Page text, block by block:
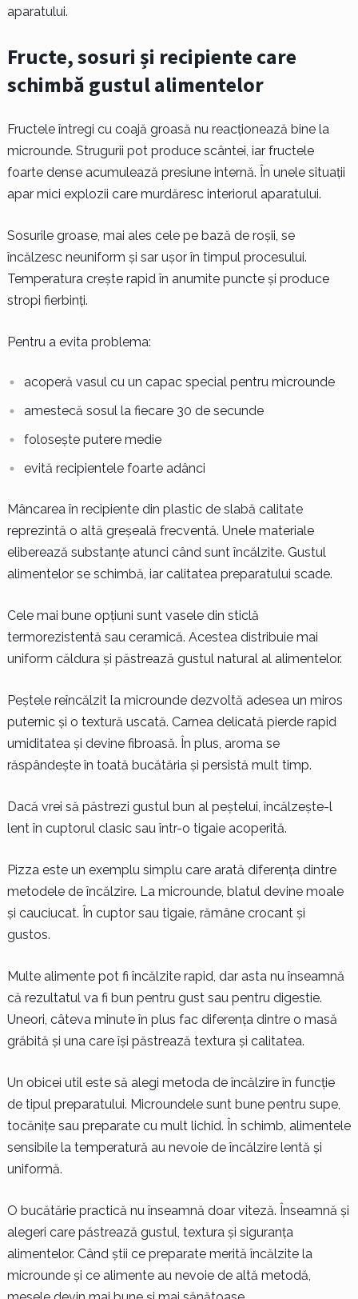
aparatului.
Fructe, sosuri și recipiente care
schimbă gustul alimentelor
Fructele întregi cu coajă groasă nu reacționează bine la
microunde. Strugurii pot produce scântei, iar fructele
foarte dense acumulează presiune internă. În unele situații
apar mici explozii care murdăresc interiorul aparatului.
Sosurile groase, mai ales cele pe bază de roșii, se
încălzesc neuniform și sar ușor în timpul procesului.
Temperatura crește rapid în anumite puncte și produce
stropi fierbinți.
Pentru a evita problema:
acoperă vasul cu un capac special pentru microunde
amestecă sosul la fiecare 30 de secunde
folosește putere medie
evită recipientele foarte adânci
Mâncarea în recipiente din plastic de slabă calitate
reprezintă o altă greșeală frecventă. Unele materiale
eliberează substanțe atunci când sunt încălzite. Gustul
alimentelor se schimbă, iar calitatea preparatului scade.
Cele mai bune opțiuni sunt vasele din sticlă
termorezistentă sau ceramică. Acestea distribuie mai
uniform căldura și păstrează gustul natural al alimentelor.
Peștele reîncălzit la microunde dezvoltă adesea un miros
puternic și o textură uscată. Carnea delicată pierde rapid
umiditatea și devine fibroasă. În plus, aroma se
răspândește în toată bucătăria și persistă mult timp.
Dacă vrei să păstrezi gustul bun al peștelui, încălzește-l
lent în cuptorul clasic sau într-o tigaie acoperită.
Pizza este un exemplu simplu care arată diferența dintre
metodele de încălzire. La microunde, blatul devine moale
și cauciucat. În cuptor sau tigaie, rămâne crocant și
gustos.
Multe alimente pot fi încălzite rapid, dar asta nu înseamnă
că rezultatul va fi bun pentru gust sau pentru digestie.
Uneori, câteva minute în plus fac diferența dintre o masă
grăbită și una care își păstrează textura și calitatea.
Un obicei util este să alegi metoda de încălzire în funcție
de tipul preparatului. Microundele sunt bune pentru supe,
tocănițe sau preparate cu mult lichid. În schimb, alimentele
sensibile la temperatură au nevoie de încălzire lentă și
uniformă.
O bucătărie practică nu înseamnă doar viteză. Înseamnă și
alegeri care păstrează gustul, textura și siguranța
alimentelor. Când știi ce preparate merită încălzite la
microunde și ce alimente au nevoie de altă metodă,